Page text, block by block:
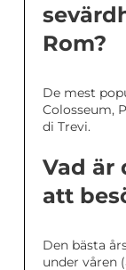
Rom?
De mest
Colosseum,
di Trevi.
Vad är
att
Den bästa
under våren